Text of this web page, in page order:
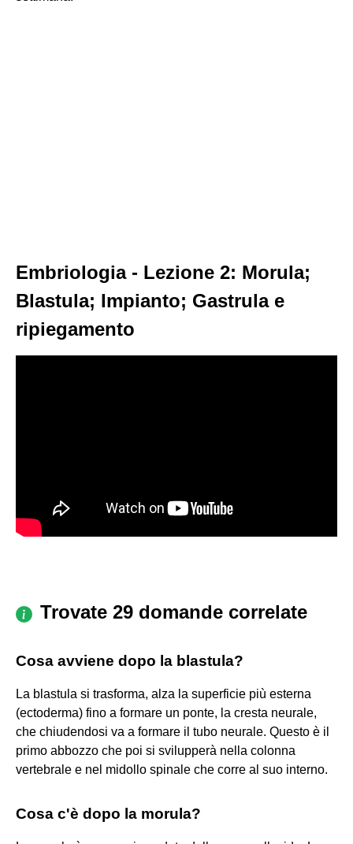
Embriologia - Lezione 2: Morula;
Blastula; Impianto; Gastrula e
ripiegamento
Trovate 29 domande correlate
Cosa avviene dopo la blastula?
La blastula si trasforma, alza la superficie più esterna
(ectoderma) fino a formare un ponte, la cresta neurale,
che chiudendosi va a formare il tubo neurale. Questo è il
primo abbozzo che poi si svilupperà nella colonna
vertebrale e nel midollo spinale che corre al suo interno.
Cosa c'è dopo la morula?